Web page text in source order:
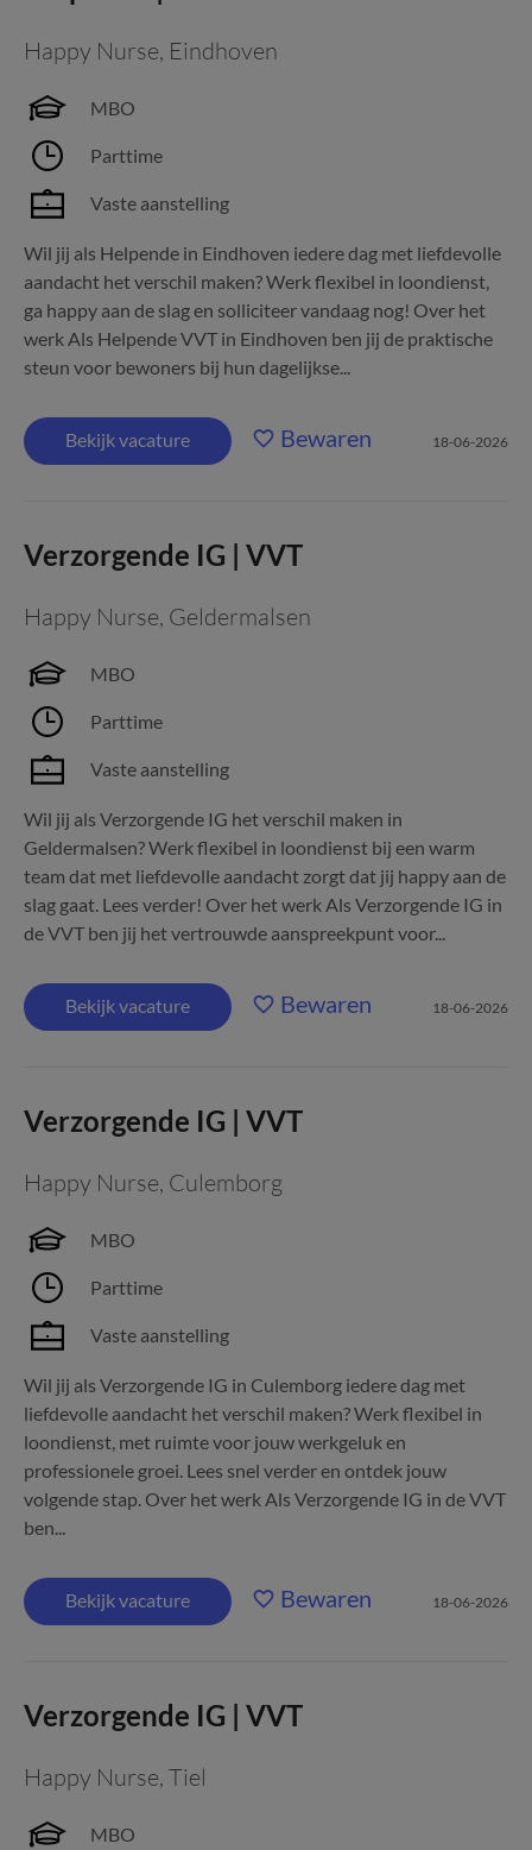
Happy Nurse, Eindhoven
MBO
Parttime
Vaste aanstelling
Wil jij als Helpende in Eindhoven iedere dag met liefdevolle
aandacht het verschil maken? Werk flexibel in loondienst,
ga happy aan de slag en solliciteer vandaag nog! Over het
werk Als Helpende VVT in Eindhoven ben jij de praktische
steun voor bewoners bij hun dagelijkse...
Bekijk vacature Bewaren 18-06-2026
Verzorgende IG | VVT
Happy Nurse, Geldermalsen
MBO
Parttime
Vaste aanstelling
Wil jij als Verzorgende IG het verschil maken in
Geldermalsen? Werk flexibel in loondienst bij een warm
team dat met liefdevolle aandacht zorgt dat jij happy aan de
slag gaat. Lees verder! Over het werk Als Verzorgende IG in
de VVT ben jij het vertrouwde aanspreekpunt voor...
Bekijk vacature Bewaren 18-06-2026
Verzorgende IG | VVT
Happy Nurse, Culemborg
MBO
Parttime
Vaste aanstelling
Wil jij als Verzorgende IG in Culemborg iedere dag met
liefdevolle aandacht het verschil maken? Werk flexibel in
loondienst, met ruimte voor jouw werkgeluk en
professionele groei. Lees snel verder en ontdek jouw
volgende stap. Over het werk Als Verzorgende IG in de VVT
ben...
Bekijk vacature Bewaren 18-06-2026
Verzorgende IG | VVT
Happy Nurse, Tiel
MBO